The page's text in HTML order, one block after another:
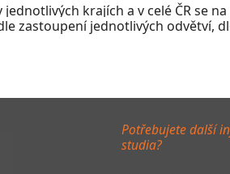
jednotlivých krajích a v celé ČR se
zastoupení jednotlivých odvětví,
Potřebujete další
studia?